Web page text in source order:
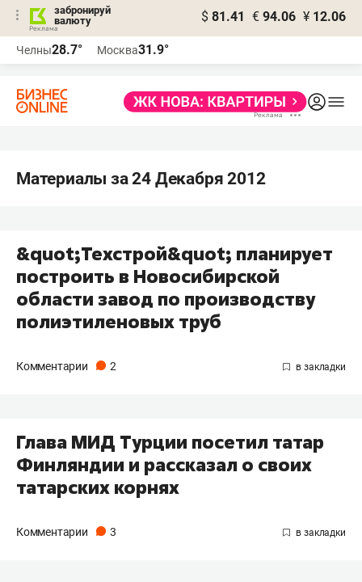
забронируй
валюту
$ 81.41 € 94.06 ¥ 12.06
Челны28.7° Москва31.9°
Материалы за 24 Декабря 2012
&quot;Техстрой&quot; планирует
построить в Новосибирской
области завод по производству
полиэтиленовых труб
Комментарии 2
Глава МИД Турции посетил татар
Финляндии и рассказал о своих
татарских корнях
Комментарии 3